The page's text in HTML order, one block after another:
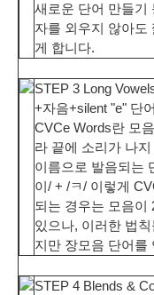
새로운 단어 만들기
자를 외우지 않아도
게 합니다.
STEP 3 Long
+자음+silent "e" 단
CVCe Words란 모
라 끝에 소리가 나
이름으로 발음되는
이/ + /ㅋ/ 이렇게
되는 경우는 모음이
있으나, 이러한 법
지만 장모음 단어를
STEP 4 Blends &